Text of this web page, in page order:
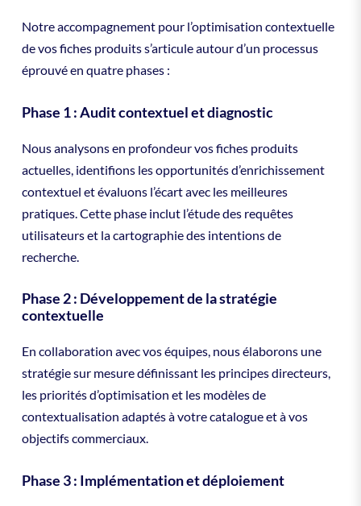
Notre accompagnement pour l’optimisation contextuelle
de vos fiches produits s’articule autour d’un processus
éprouvé en quatre phases :
Phase 1 : Audit contextuel et diagnostic
Nous analysons en profondeur vos fiches produits
actuelles, identifions les opportunités d’enrichissement
contextuel et évaluons l’écart avec les meilleures
pratiques. Cette phase inclut l’étude des requêtes
utilisateurs et la cartographie des intentions de
recherche.
Phase 2 : Développement de la stratégie
contextuelle
En collaboration avec vos équipes, nous élaborons une
stratégie sur mesure définissant les principes directeurs,
les priorités d’optimisation et les modèles de
contextualisation adaptés à votre catalogue et à vos
objectifs commerciaux.
Phase 3 : Implémentation et déploiement